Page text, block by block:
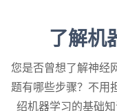
了解机
您是否曾想了解神经
题有哪些步骤？不用
绍机器学习的基础